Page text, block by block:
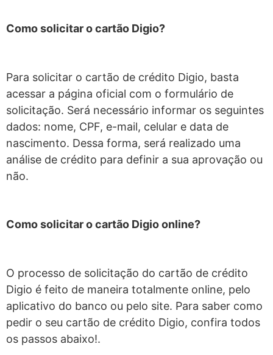
Como solicitar o cartão Digio?
Para solicitar o cartão de crédito Digio, basta
acessar a página oficial com o formulário de
solicitação. Será necessário informar os seguintes
dados: nome, CPF, e-mail, celular e data de
nascimento. Dessa forma, será realizado uma
análise de crédito para definir a sua aprovação ou
não.
Como solicitar o cartão Digio online?
O processo de solicitação do cartão de crédito
Digio é feito de maneira totalmente online, pelo
aplicativo do banco ou pelo site. Para saber como
pedir o seu cartão de crédito Digio, confira todos
os passos abaixo!.